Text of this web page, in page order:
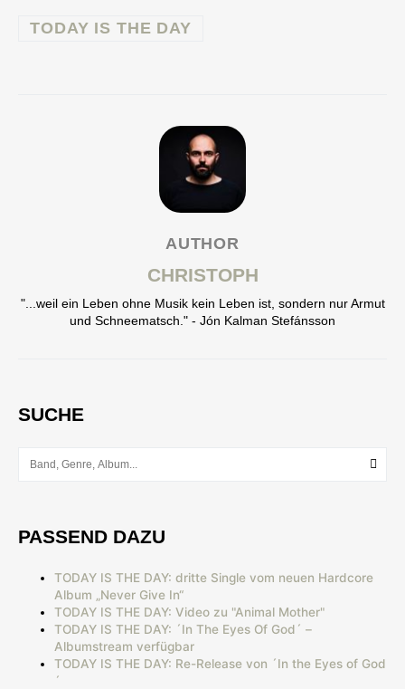
TODAY IS THE DAY
AUTHOR
CHRISTOPH
"...weil ein Leben ohne Musik kein Leben ist, sondern nur Armut
und Schneematsch." - Jón Kalman Stefánsson
SUCHE
PASSEND DAZU
TODAY IS THE DAY: dritte Single vom neuen Hardcore
Album „Never Give In“
TODAY IS THE DAY: Video zu "Animal Mother"
TODAY IS THE DAY: ´In The Eyes Of God´ –
Albumstream verfügbar
TODAY IS THE DAY: Re-Release von ´In the Eyes of God
´